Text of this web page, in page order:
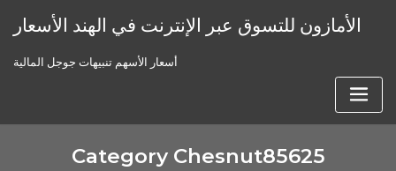
الأمازون للتسوق عبر الإنترنت في الهند الأسعار
أسعار الأسهم تنبيهات جوجل المالية
Category Chesnut85625